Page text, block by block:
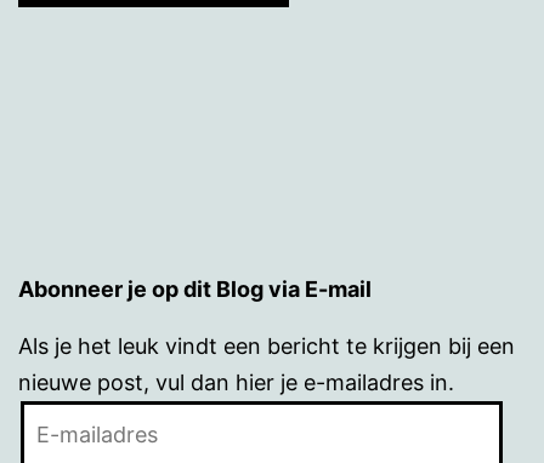
Abonneer je op dit Blog via E-mail
Als je het leuk vindt een bericht te krijgen bij een
nieuwe post, vul dan hier je e-mailadres in.